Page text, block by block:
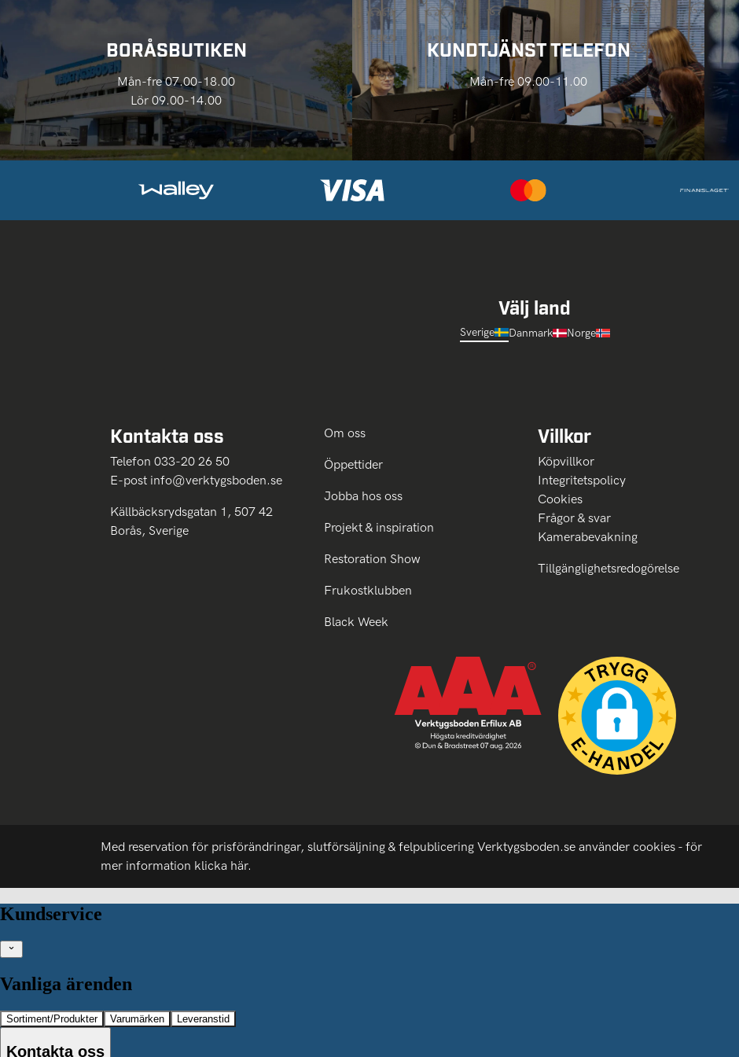
BORÅSBUTIKEN
Mån-fre 07.00-18.00
Lör 09.00-14.00
KUNDTJÄNST TELEFON
Mån-fre 09.00-11.00
Välj land
Sverige Danmark Norge
Kontakta oss
Telefon 033-20 26 50
E-post info@verktygsboden.se
Källbäcksrydsgatan 1, 507 42
Borås, Sverige
Om oss
Öppettider
Jobba hos oss
Projekt & inspiration
Restoration Show
Frukostklubben
Black Week
Villkor
Köpvillkor
Integritetspolicy
Cookies
Frågor & svar
Kamerabevakning
Tillgänglighetsredogörelse
Med reservation för prisförändringar, slutförsäljning & felpublicering Verktygsboden.se använder cookies - för
mer information klicka här.